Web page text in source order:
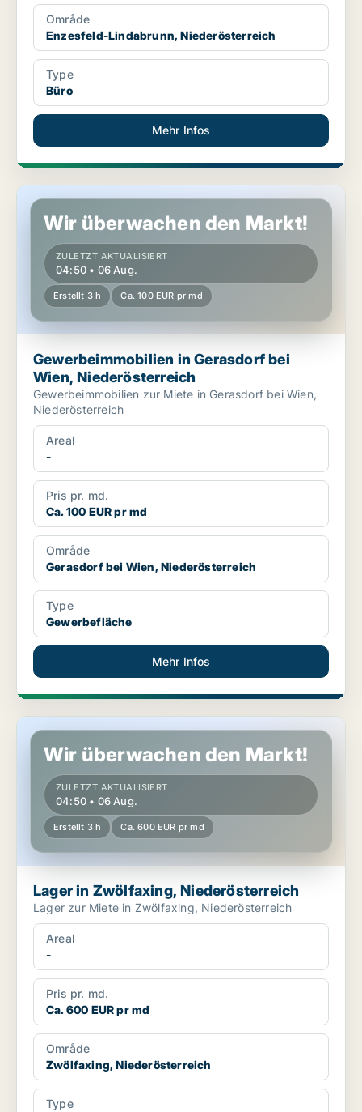
Område
Enzesfeld-Lindabrunn, Niederösterreich
Type
Büro
Mehr Infos
Gewerbeimmobilien in Gerasdorf bei Wien, Niederösterreich
Wir überwachen den Markt!
ZULETZT AKTUALISIERT
04:50 • 06 Aug.
Erstellt 3 h Ca. 100 EUR pr md
Gewerbeimmobilien in Gerasdorf bei
Wien, Niederösterreich
Gewerbeimmobilien zur Miete in Gerasdorf bei Wien,
Niederösterreich
Areal
-
Pris pr. md.
Ca. 100 EUR pr md
Område
Gerasdorf bei Wien, Niederösterreich
Type
Gewerbefläche
Mehr Infos
Lager in Zwölfaxing, Niederösterreich
Wir überwachen den Markt!
ZULETZT AKTUALISIERT
04:50 • 06 Aug.
Erstellt 3 h Ca. 600 EUR pr md
Lager in Zwölfaxing, Niederösterreich
Lager zur Miete in Zwölfaxing, Niederösterreich
Areal
-
Pris pr. md.
Ca. 600 EUR pr md
Område
Zwölfaxing, Niederösterreich
Type